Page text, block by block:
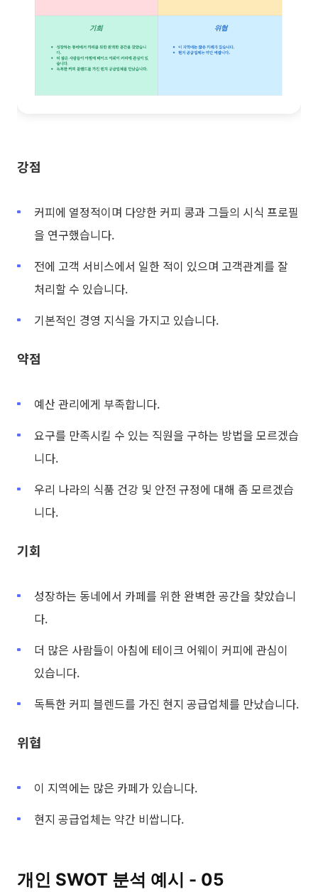
강점
커피에 열정적이며 다양한 커피 콩과 그들의 시식 프로필
을 연구했습니다.
전에 고객 서비스에서 일한 적이 있으며 고객관계를 잘
처리할 수 있습니다.
기본적인 경영 지식을 가지고 있습니다.
약점
예산 관리에게 부족합니다.
요구를 만족시킬 수 있는 직원을 구하는 방법을 모르겠습
니다.
우리 나라의 식품 건강 및 안전 규정에 대해 좀 모르겠습
니다.
기회
성장하는 동네에서 카페를 위한 완벽한 공간을 찾았습니
다.
더 많은 사람들이 아침에 테이크 어웨이 커피에 관심이
있습니다.
독특한 커피 블렌드를 가진 현지 공급업체를 만났습니다.
위협
이 지역에는 많은 카페가 있습니다.
현지 공급업체는 약간 비쌉니다.
개인 SWOT 분석 예시 - 05